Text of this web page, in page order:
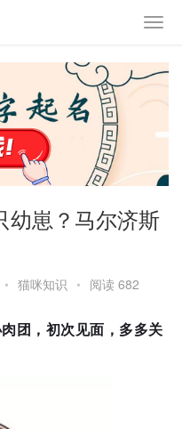
幼崽？马尔济斯
• 猫咪知识 • 阅读 682
团，初次见面，多多关